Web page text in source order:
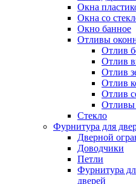
Окна
Окна со
Окно банное
Отливы
Отлив
Отлив
Отлив
Отлив
Отлив
Отливы
Стекло
Фурнитура для
Дверной
Доводчики
Петли
Фурнитура
дверей